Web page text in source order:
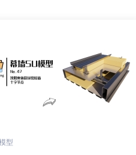
型